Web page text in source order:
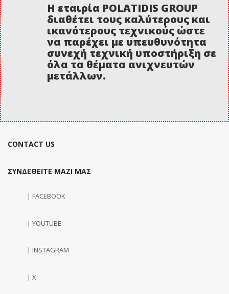
Η εταιρία POLATIDIS GROUP
διαθέτει τους καλύτερους και
ικανότερους τεχνικούς ώστε
να παρέχει με υπευθυνότητα
συνεχή τεχνική υποστήριξη σε
όλα τα θέματα ανιχνευτών
μετάλλων.
CONTACT US
ΣΥΝΔΕΘΕΙΤΕ ΜΑΖΙ ΜΑΣ
| FACEBOOK
| YOUTUBE
| INSTAGRAM
| X